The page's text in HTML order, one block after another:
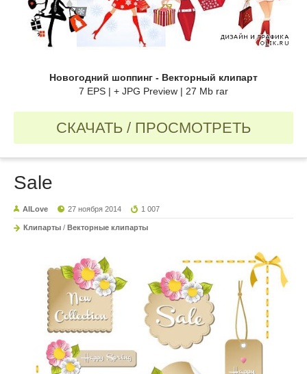
Новогодний шоппинг - Векторный клипарт
7 EPS | + JPG Preview | 27 Mb rar
СКАЧАТЬ / ПРОСМОТРЕТЬ
Sale
AILove 27 ноября 2014 1 007
Клипарты / Векторные клипарты